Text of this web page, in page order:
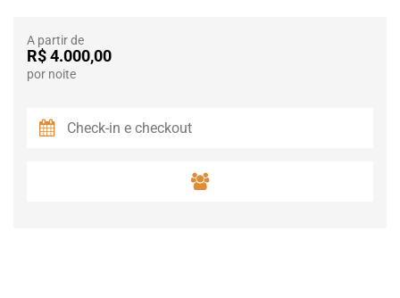
A partir de
R$ 4.000,00
por noite